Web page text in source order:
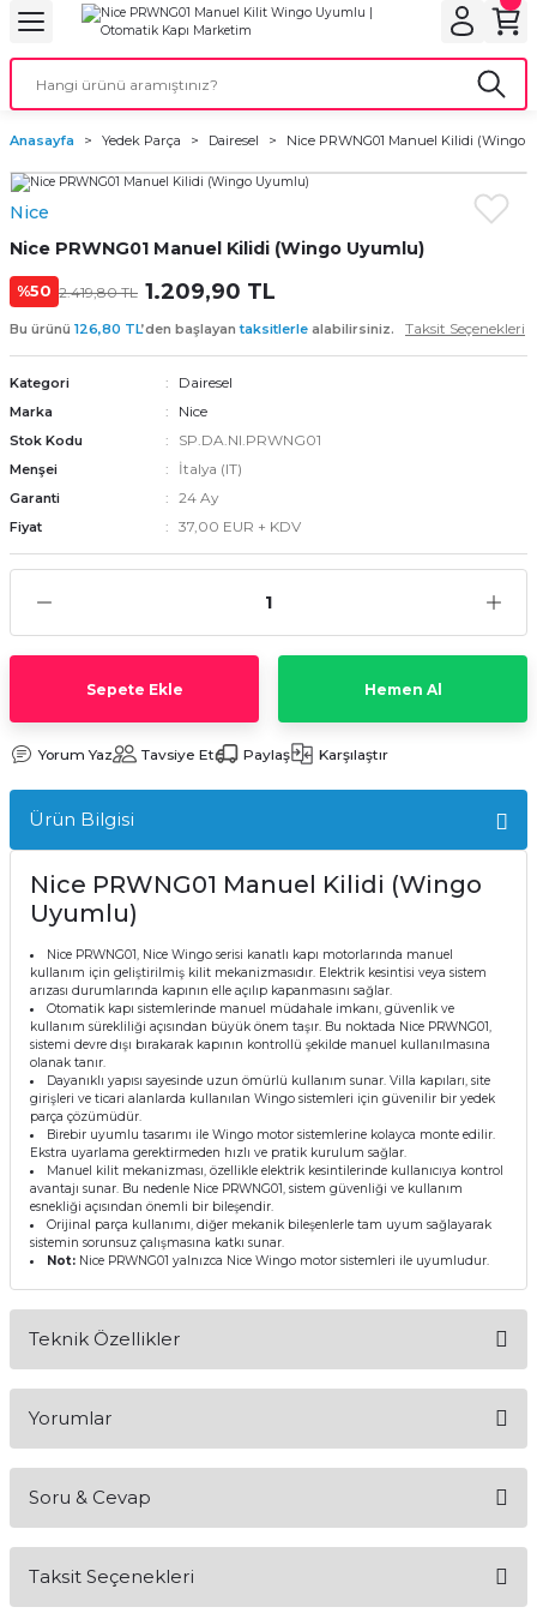
Geri Dön
Geri Dön
Motorlar
(UPS)
Geri Dön
Geri Dön
Geri Dön
Anasayfa Yedek Parça Dairesel Nice PRWNG01 Manuel Kilidi (Wingo
Nice
Nice PRWNG01 Manuel Kilidi (Wingo Uyumlu)
%50 2.419,80 TL 1.209,90 TL
Bu ürünü 126,80 TL’den başlayantaksitlerle alabilirsiniz. Taksit Seçenekleri
Kategori Dairesel
Marka Nice
Stok Kodu SP.DA.NI.PRWNG01
Menşei İtalya (IT)
Garanti 24 Ay
Fiyat 37,00 EUR + KDV
Sepete Ekle Hemen Al
Yorum Yaz Tavsiye Et Paylaş Karşılaştır
Ürün Bilgisi
Nice PRWNG01 Manuel Kilidi (Wingo
Uyumlu)
Nice PRWNG01, Nice Wingo serisi kanatlı kapı motorlarında manuel
kullanım için geliştirilmiş kilit mekanizmasıdır. Elektrik kesintisi veya sistem
arızası durumlarında kapının elle açılıp kapanmasını sağlar.
Otomatik kapı sistemlerinde manuel müdahale imkanı, güvenlik ve
kullanım sürekliliği açısından büyük önem taşır. Bu noktada Nice PRWNG01,
sistemi devre dışı bırakarak kapının kontrollü şekilde manuel kullanılmasına
olanak tanır.
Dayanıklı yapısı sayesinde uzun ömürlü kullanım sunar. Villa kapıları, site
girişleri ve ticari alanlarda kullanılan Wingo sistemleri için güvenilir bir yedek
parça çözümüdür.
Birebir uyumlu tasarımı ile Wingo motor sistemlerine kolayca monte edilir.
Ekstra uyarlama gerektirmeden hızlı ve pratik kurulum sağlar.
Manuel kilit mekanizması, özellikle elektrik kesintilerinde kullanıcıya kontrol
avantajı sunar. Bu nedenle Nice PRWNG01, sistem güvenliği ve kullanım
esnekliği açısından önemli bir bileşendir.
Orijinal parça kullanımı, diğer mekanik bileşenlerle tam uyum sağlayarak
sistemin sorunsuz çalışmasına katkı sunar.
Not: Nice PRWNG01 yalnızca Nice Wingo motor sistemleri ile uyumludur.
Teknik Özellikler
Ürün Kodu
Uyumlu Model
Malzeme Dayanıklı metal / kompozit yapı
Yorumlar
Soru & Cevap
Taksit Seçenekleri